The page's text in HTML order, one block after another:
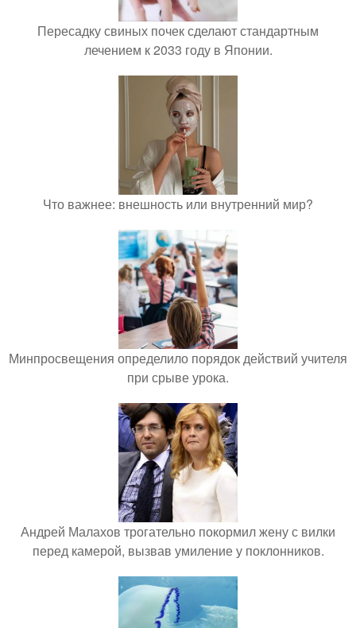
Пересадку свиных почек сделают стандартным
лечением к 2033 году в Японии.
Что важнее: внешность или внутренний мир?
Минпросвещения определило порядок действий учителя
при срыве урока.
Андрей Малахов трогательно покормил жену с вилки
перед камерой, вызвав умиление у поклонников.